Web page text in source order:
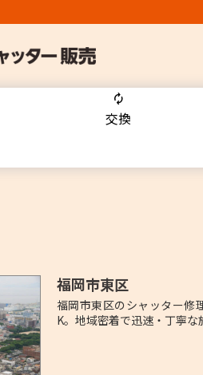
交換
福岡市東区
福岡市東区のシャッター修
K。地域密着で迅速・丁寧な